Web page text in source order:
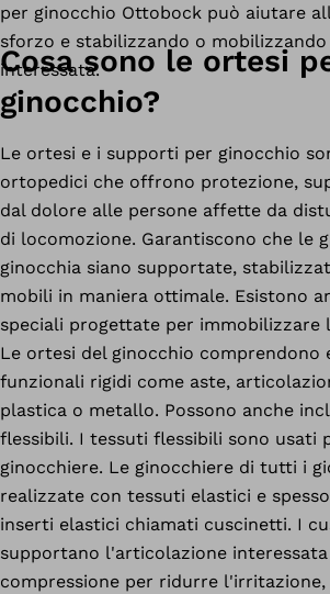
per ginocchio Ottobock può aiutare
sforzo e stabilizzando o mobilizzando
interessata.
Cosa sono le ortesi
ginocchio?
Le ortesi e i supporti per ginocchio
ortopedici che offrono protezione,
dal dolore alle persone affette da
di locomozione. Garantiscono che le
ginocchia siano supportate,
mobili in maniera ottimale. Esistono
speciali progettate per immobilizzare
Le ortesi del ginocchio comprendono
funzionali rigidi come aste,
plastica o metallo. Possono anche
flessibili. I tessuti flessibili sono usati
ginocchiere. Le ginocchiere di tutti i
realizzate con tessuti elastici e
inserti elastici chiamati cuscinetti. I
supportano l'articolazione
compressione per ridurre